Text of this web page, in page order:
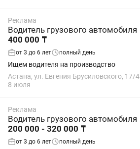
Реклама
Водитель грузового автомобиля
400 000 ₸
от 3 до 6 лет полный день
Ищем водителя на производство
Астана, ул. Евгения Брусиловского, 17/4
8 июля
Реклама
Водитель грузового автомобиля
200 000 - 320 000 ₸
от 3 до 6 лет полный день